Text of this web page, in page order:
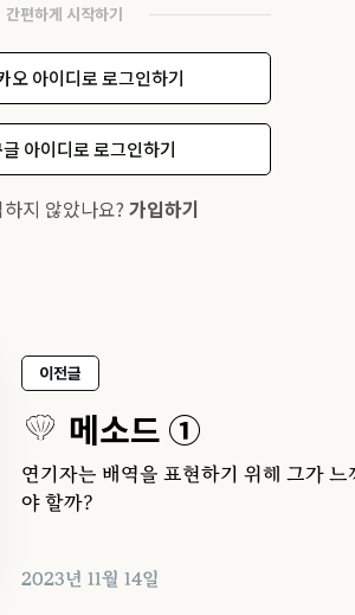
간편하게 시작하기
오 아이디로 로그인하기
아이디로 로그인하기
지 않았나요? 가입하기
이전글
메소드 ①
연기자는 배역을 표현하기 위해 그가 느
야 할까?
2023년 11월 14일